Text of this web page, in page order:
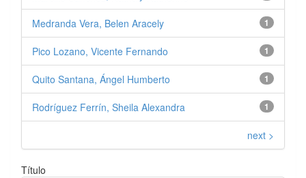
1
Medranda Vera, Belen Aracely
1
Pico Lozano, Vicente Fernando
1
Quito Santana, Ángel Humberto
1
Rodríguez Ferrín, Sheila Alexandra
next >
Título